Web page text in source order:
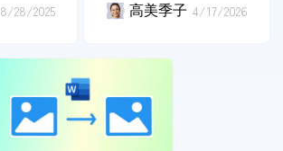
8/28/2025 高美季子 4/17/2026